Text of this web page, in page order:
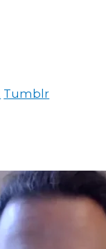
Tumblr